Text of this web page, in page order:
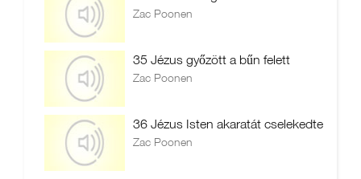
Zac Poonen
35 Jézus győzött a bűn felett
Zac Poonen
36 Jézus Isten akaratát cselekedte
Zac Poonen